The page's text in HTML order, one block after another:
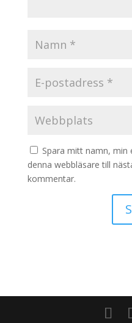
Spara mitt namn, min
denna webbläsare till
kommentar.